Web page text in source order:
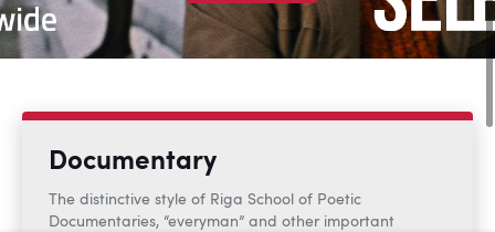
Documentary
The distinctive style of Riga School of Poetic
Documentaries, “everyman” and other important